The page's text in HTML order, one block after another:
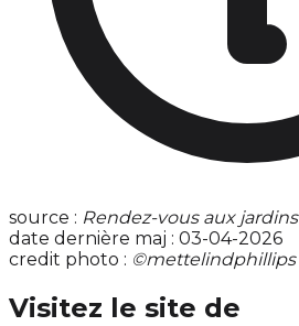
source : Rendez-vous aux jardins
date dernière maj : 03-04-2026
credit photo : ©mettelindphillips
Visitez le site de